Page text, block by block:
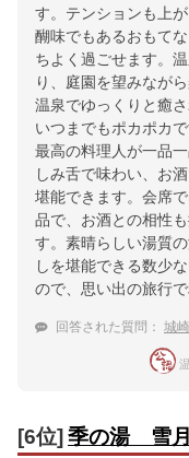
す。テンションも上
醐味でもあるおもて
ちよく過ごせます。
り、庭園を望みなが
温泉でゆっくりと癒
いつまでもポカポカ
最高の料理人が一品
しみ舌で味わい、お
堪能できます。会席
品で、お酒との相性
す。素晴らしい湯質
しを堪能できる数少
ので、思い出の旅行
回答された質問： 城崎
[6位] 季の湯 雪月